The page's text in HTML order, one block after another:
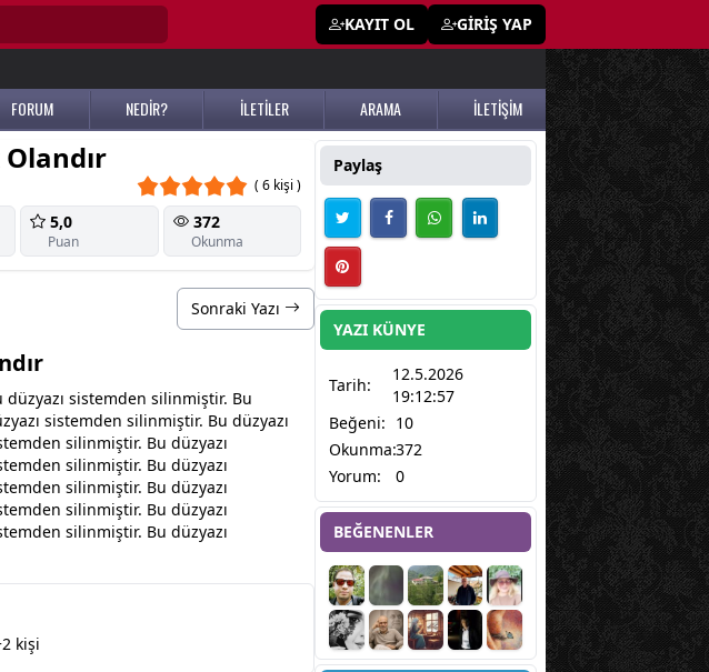
KAYIT OL GİRİŞ YAP
FORUM NEDİR? İLETİLER ARAMA İLETİŞİM
( 6 kişi )
5,0
Puan
372
Okunma
Sonraki Yazı
sistemden silinmiştir. Bu
sistemden silinmiştir. Bu düzyazı
silinmiştir. Bu düzyazı
silinmiştir. Bu düzyazı
silinmiştir. Bu düzyazı
silinmiştir. Bu düzyazı
silinmiştir. Bu düzyazı
kişi
Paylaş
YAZI KÜNYE
Tarih:
12.5.2026
19:12:57
Beğeni: 10
Okunma:372
Yorum:
0
BEĞENENLER